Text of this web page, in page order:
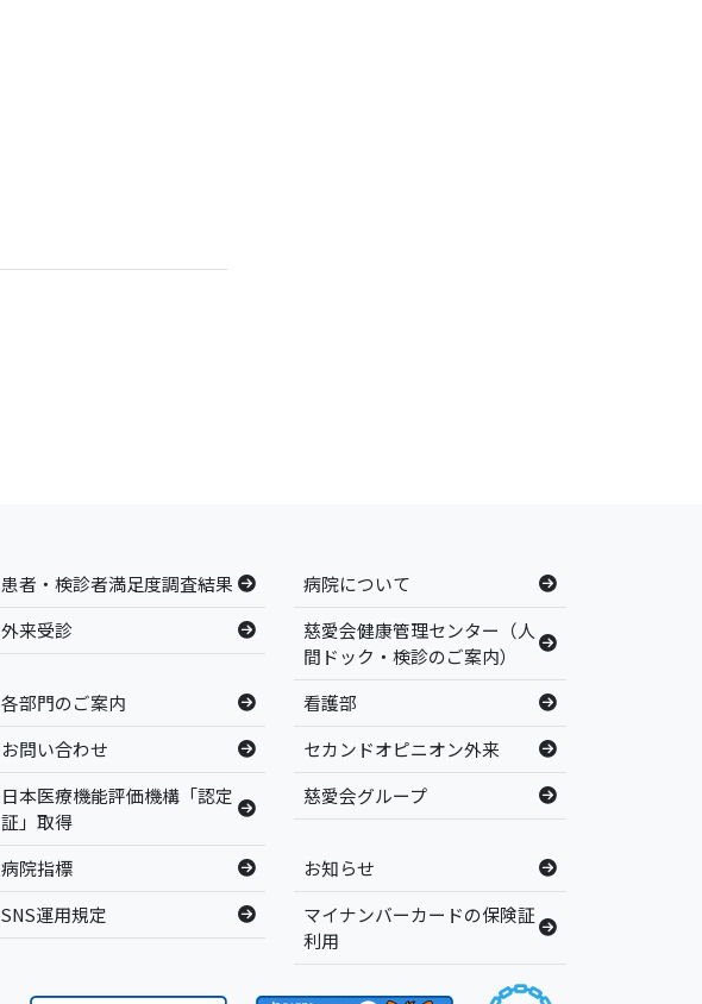
患者・検診者満足度調査結果
病院について
外来受診
慈愛会健康管理センター（人
間ドック・検診のご案内）
各部門のご案内
看護部
お問い合わせ
セカンドオピニオン外来
日本医療機能評価機構「認定
証」取得
慈愛会グループ
病院指標
お知らせ
SNS運用規定
マイナンバーカードの保険証
利用